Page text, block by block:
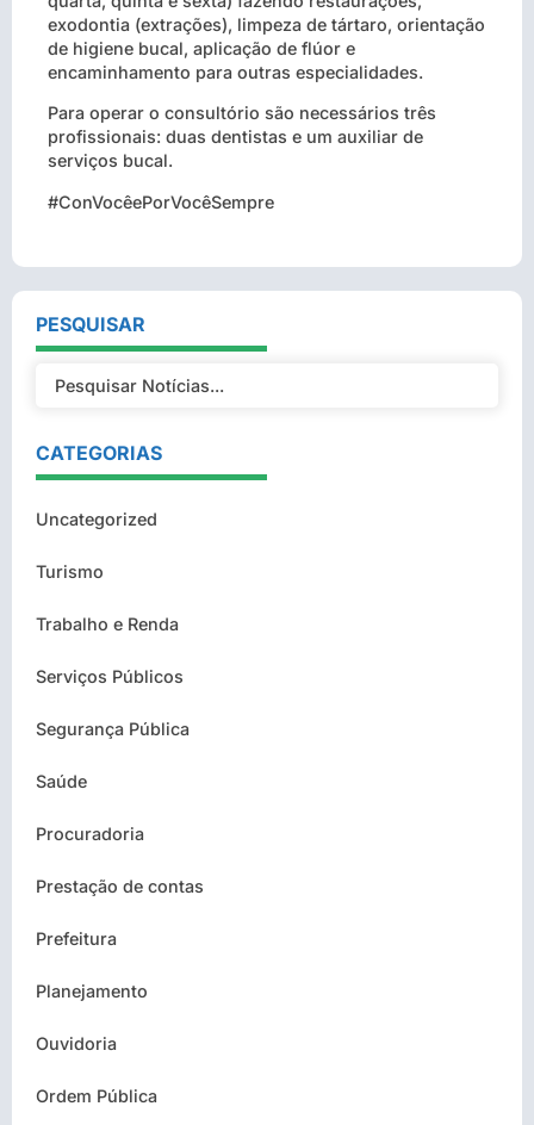
exodontia (extrações), limpeza de tártaro, orientação
de higiene bucal, aplicação de flúor e
encaminhamento para outras especialidades.
Para operar o consultório são necessários três
profissionais: duas dentistas e um auxiliar de
serviços bucal.
#ConVocêePorVocêSempre
PESQUISAR
CATEGORIAS
Uncategorized
Turismo
Trabalho e Renda
Serviços Públicos
Segurança Pública
Saúde
Procuradoria
Prestação de contas
Prefeitura
Planejamento
Ouvidoria
Ordem Pública